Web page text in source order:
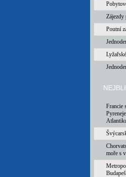
Zájezdy
Poutní
Francie
moře s